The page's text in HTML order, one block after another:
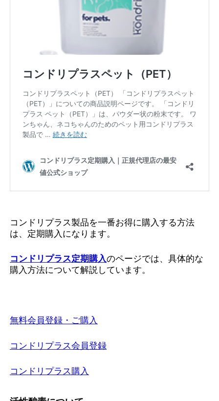
コンドリプラス製品を一番お得に購入する方法
は、定期購入になります。
コンドリプラス定期購入のページでは、具体的な
購入方法について解説しています。
無料会員登録・ご購入
コンドリプラス会員登録
コンドリプラス購入